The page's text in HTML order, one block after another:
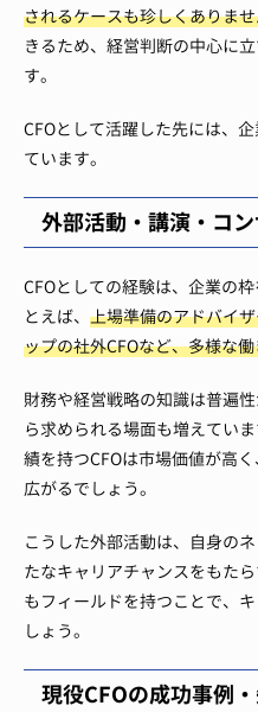
されるケースも珍しくありま
きるため、経営判断の中心に
す。
CFOとして活躍した先には、
ています。
外部活動・講演・コ
CFOとしての経験は、企業の
とえば、 上場準備のアドバイ
ップの社外CFOなど、多様な
財務や経営戦略の知識は普遍
ら求められる場面も増えてい
績を持つCFOは市場価値が高
広がるでしょう。
こうした外部活動は、自身の
たなキャリアチャンスをもた
もフィールドを持つことで、
しょう。
現役CFOの成功事例